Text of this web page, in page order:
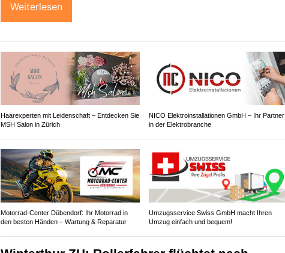
Weiterlesen
Haarexperten mit Leidenschaft – Entdecken Sie
MSH Salon in Zürich
NICO Elektroinstallationen GmbH – Ihr Partner
in der Elektrobranche
Motorrad-Center Dübendorf: Ihr Motorrad in
den besten Händen – Wartung & Reparatur
Umzugsservice Swiss GmbH macht Ihren
Umzug einfach und bequem!